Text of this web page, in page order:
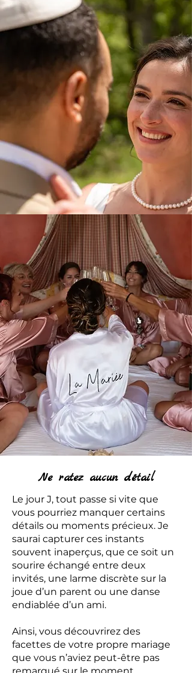
Ne ratez aucun détail
Le jour J, tout passe si vite que
vous pourriez manquer certains
détails ou moments précieux. Je
saurai capturer ces instants
souvent inaperçus, que ce soit un
sourire échangé entre deux
invités, une larme discrète sur la
joue d’un parent ou une danse
endiablée d’un ami.
Ainsi, vous découvrirez des
facettes de votre propre mariage
que vous n’aviez peut-être pas